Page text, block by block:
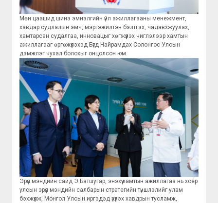
Мөн цаашид шинэ эмнэлгийн үйл ажиллагааны менежмент,
хавдар судлалын эмч, мэргэжилтэн бэлтгэх, чадавхжуулах,
хамтарсан судалгаа, инновацыг хөгжүүлэх чиглэлээр хамтын
ажиллагааг өргөжүүлэхэд Бүгд Найрамдах Солонгос Улсын
дэмжлэг чухал болохыг онцолсон юм.
Эрүүл мэндийн сайд Э.Батшугар, энэхүү хамтын ажиллагаа нь хоёр
улсын эрүүл мэндийн салбарын стратегийн түншлэлийг улам
бэхжүүлж, Монгол Улсын иргэдэд үзүүлэх хавдрын тусламж,